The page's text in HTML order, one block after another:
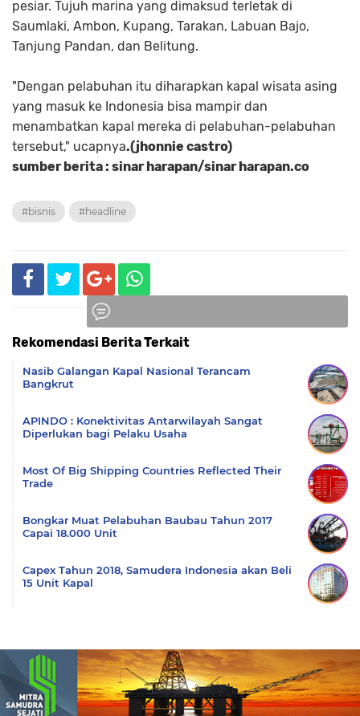
pesiar. Tujuh marina yang dimaksud terletak di
Saumlaki, Ambon, Kupang, Tarakan, Labuan Bajo,
Tanjung Pandan, dan Belitung.
"Dengan pelabuhan itu diharapkan kapal wisata asing
yang masuk ke Indonesia bisa mampir dan
menambatkan kapal mereka di pelabuhan-pelabuhan
tersebut," ucapnya.(jhonnie castro)
sumber berita : sinar harapan/sinar harapan.co
#bisnis #headline
Rekomendasi Berita Terkait
Nasib Galangan Kapal Nasional Terancam
Bangkrut
APINDO : Konektivitas Antarwilayah Sangat
Diperlukan bagi Pelaku Usaha
Most Of Big Shipping Countries Reflected Their
Trade
Bongkar Muat Pelabuhan Baubau Tahun 2017
Capai 18.000 Unit
Capex Tahun 2018, Samudera Indonesia akan Beli
15 Unit Kapal